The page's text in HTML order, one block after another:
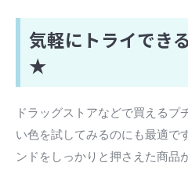
気軽にトライでき
★
ドラッグストアなどで買えるプ
い色を試してみるのにも最適で
ンドをしっかりと押さえた商品